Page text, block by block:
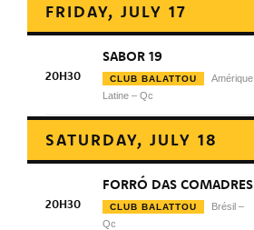
FRIDAY, JULY 17
20H30
SABOR 19
CLUB BALATTOU
Amérique
Latine – Qc
SATURDAY, JULY 18
20H30
FORRÓ DAS COMADRES
CLUB BALATTOU
Brésil –
Qc